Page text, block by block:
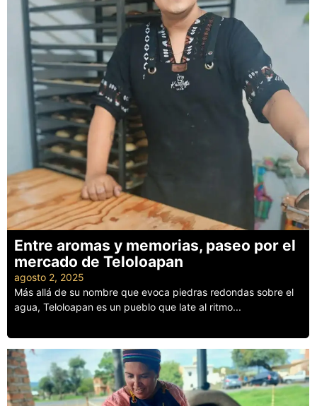
Entre aromas y memorias, paseo por el
mercado de Teloloapan
agosto 2, 2025
Más allá de su nombre que evoca piedras redondas sobre el
agua, Teloloapan es un pueblo que late al ritmo...